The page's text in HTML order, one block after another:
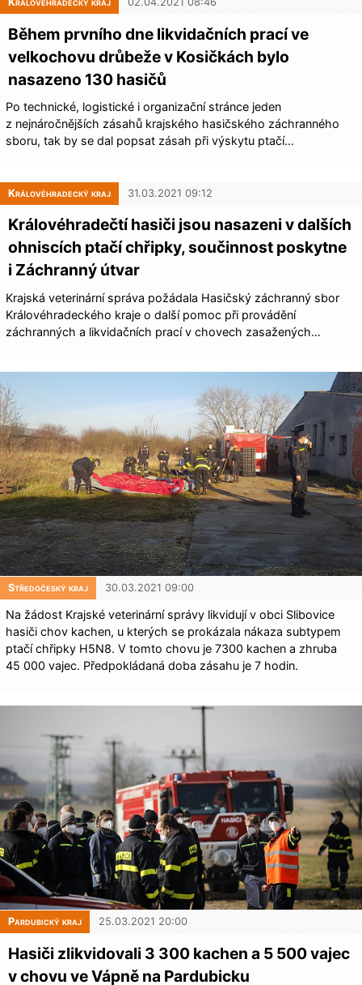
Během prvního dne likvidačních prací ve
velkochovu drůbeže v Kosičkách bylo
nasazeno 130 hasičů
Po technické, logistické i organizační stránce jeden
z nejnáročnějších zásahů krajského hasičského záchranného
sboru, tak by se dal popsat zásah při výskytu ptačí…
Královéhradecký kraj 31.03.2021 09:12
Královéhradečtí hasiči jsou nasazeni v dalších
ohniscích ptačí chřipky, součinnost poskytne
i Záchranný útvar
Krajská veterinární správa požádala Hasičský záchranný sbor
Královéhradeckého kraje o další pomoc při provádění
záchranných a likvidačních prací v chovech zasažených…
Středočeský kraj 30.03.2021 09:00
Na žádost Krajské veterinární správy likvidují v obci Slibovice
hasiči chov kachen, u kterých se prokázala nákaza subtypem
ptačí chřipky H5N8. V tomto chovu je 7300 kachen a zhruba
45 000 vajec. Předpokládaná doba zásahu je 7 hodin.
Pardubický kraj 25.03.2021 20:00
Hasiči zlikvidovali 3 300 kachen a 5 500 vajec
v chovu ve Vápně na Pardubicku